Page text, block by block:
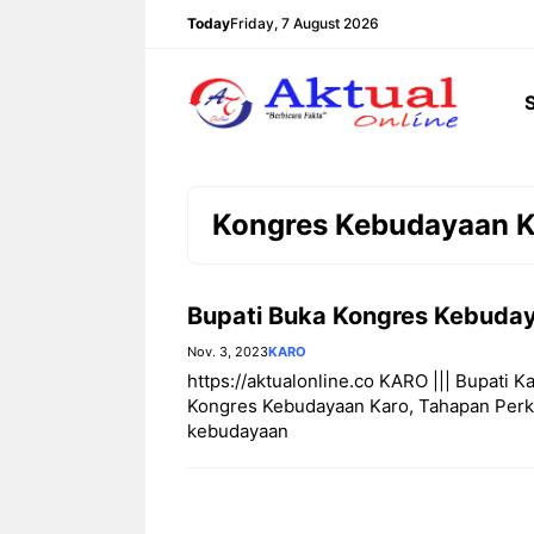
TodayFriday, 7 August 2026
Kongres Kebudayaan
Bupati Buka Kongres
Nov. 3, 2023KARO
https://aktualonline.co KARO ||| Bupati
Kongres Kebudayaan Karo, Tahapan
kebudayaan